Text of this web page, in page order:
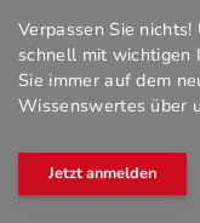
Verpassen Sie
schnell mit wichtigen
Sie immer auf dem
Wissenswertes über
Jetzt anmelden